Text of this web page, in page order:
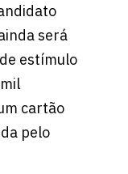
será
estímulo
cartão
pelo